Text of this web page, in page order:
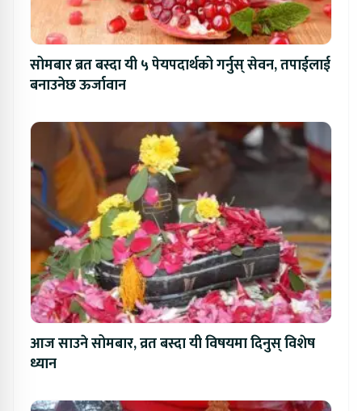
सोमबार ब्रत बस्दा यी ५ पेयपदार्थको गर्नुस् सेवन, तपाईलाई
बनाउनेछ ऊर्जावान
आज साउने सोमबार, व्रत बस्दा यी विषयमा दिनुस् विशेष
ध्यान